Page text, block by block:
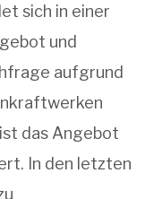
sich in einer
und
aufgrund
das Angebot
In den letzten